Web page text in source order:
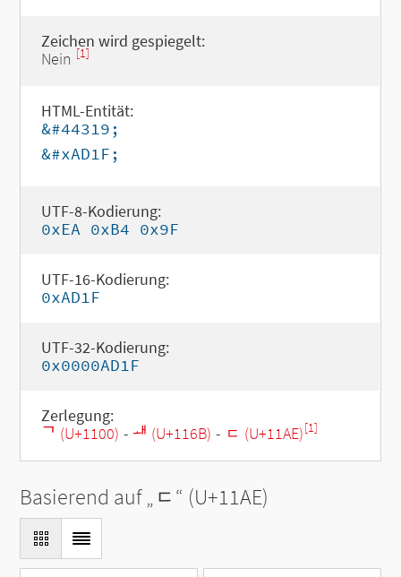
Zeichen wird gespiegelt:
Nein [1]
HTML-Entität:
&#44319;
&#xAD1F;
UTF-8-Kodierung:
0xEA 0xB4 0x9F
UTF-16-Kodierung:
0xAD1F
UTF-32-Kodierung:
0x0000AD1F
Zerlegung:
ᄀ (U+1100) - ᅫ (U+116B) - ᆮ (U+11AE)[1]
Basierend auf „ᆮ“ (U+11AE)